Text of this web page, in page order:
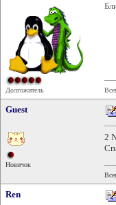
Долгожитель
Guest
Новичок
2
Ren